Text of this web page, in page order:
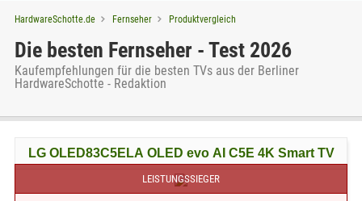
HardwareSchotte.de Fernseher Produktvergleich
Die besten Fernseher - Test 2026
Kaufempfehlungen für die besten TVs aus der Berliner
HardwareSchotte - Redaktion
LG OLED83C5ELA OLED evo AI C5E 4K Smart TV
LEISTUNGSSIEGER